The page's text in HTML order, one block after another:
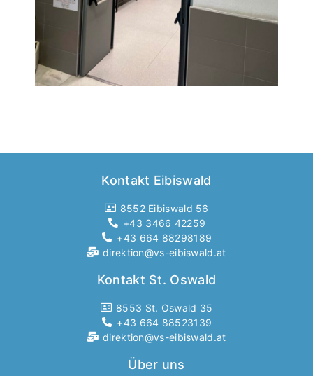
Kontakt Eibiswald
8552 Eibiswald 56
+43 3466 42259
+43 664 88298189
direktion@vs-eibiswald.at
Kontakt St. Oswald
8553 St. Oswald 35
+43 664 88523139
direktion@vs-eibiswald.at
Über uns